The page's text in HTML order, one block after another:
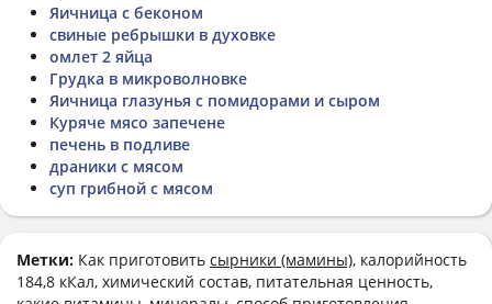
Яичница с беконом
свиные ребрышки в духовке
омлет 2 яйца
Грудка в микроволновке
Яичница глазунья с помидорами и сыром
Куряче мясо запечене
печень в подливе
драники с мясом
суп грибной с мясом
Метки: Как приготовить сырники (мамины), калорийность
184,8 кКал, химический состав, питательная ценность,